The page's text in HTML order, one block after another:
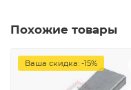
Похожие товары
Ваша скидка: -15%